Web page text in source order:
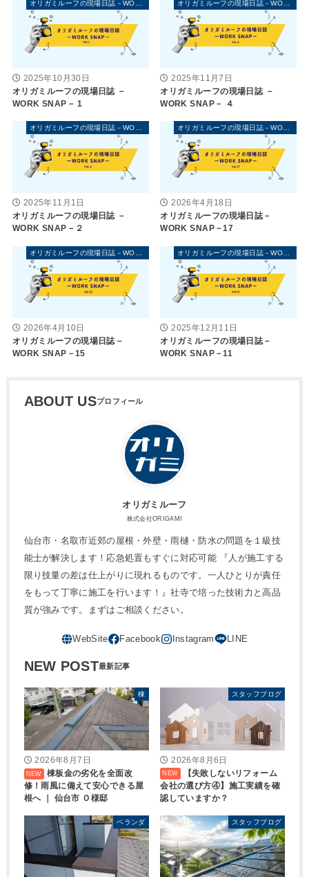
2025年10月30日
オリガミルーフの現場日誌 －
WORK SNAP－ 1
2025年11月7日
オリガミルーフの現場日誌 －
WORK SNAP－ ４
オリガミルーフの現場日誌－WORK SNAP－
2025年11月1日
オリガミルーフの現場日誌 －
WORK SNAP－２
オリガミルーフの現場日誌－WORK SNAP－
2026年4月18日
オリガミルーフの現場日誌－
WORK SNAP－17
2026年4月10日
オリガミルーフの現場日誌－
WORK SNAP－15
2025年12月11日
オリガミルーフの現場日誌－
WORK SNAP－11
ABOUT US
オリガミルーフ
株式会社ORIGAMI
仙台市・名取市近郊の屋根・外壁・雨樋・防水の問題を１級技
能士が解決します！応急処置もすぐに対応可能 『人が施工する
限り技量の差は仕上がりに現れるものです。一人ひとりが責任
をもって丁寧に施工を行います！』社寺で培った技術力と高品
質が強みです。まずはご相談ください。
NEW POST
棟
2026年8月7日
棟板金の劣化を全面改
修！雨風に備えて安心できる屋
根へ ｜ 仙台市 Ｏ様邸
スタッフブログ
2026年8月6日
【失敗しないリフォーム
会社の選び方④】施工実績を確
認していますか？
ベランダ スタッフブログ